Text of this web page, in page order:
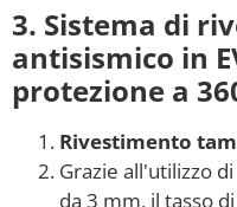
3. Sistema di
antisismico in
protezione a
Rivestimento
Grazie all'utilizzo
da 3 mm, il tasso